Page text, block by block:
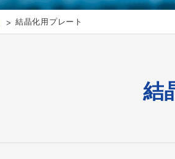
結晶化用プレート
結